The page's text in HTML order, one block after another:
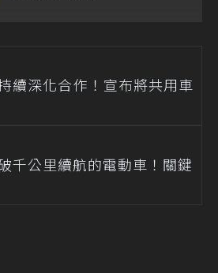
續深化合作！宣布將共用車
千公里續航的電動車！關鍵